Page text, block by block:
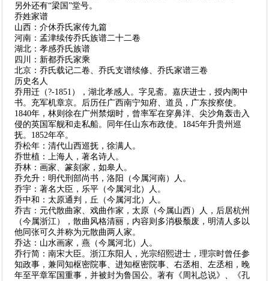
另外还有“梁国”堂号。
乔姓家谱
山西：介休乔氏家传九篇
河南：孟津续传乔氏族谱二十二卷
湖北：孝感乔氏族谱
四川：新都乔氏家乘
北京：乔氏载记二卷、乔氏支谱续修、乔氏家谱三卷
历史名人
乔用迁（?-1851），湖北孝感人。字见斋。嘉庆进士，授内阁中
书。充军机章京。后历任广西南宁知府、道员，广东按察使。
1840年，林则徐在广州禁烟时，曾率军在穿鼻洋、尖沙角轰击入
侵的英国军舰和走私船。同年任山东布政使。1845年升贵州巡
抚。1852年卒。
乔松年：清代山西巡抚，徐满人。
乔世植：上海人，著名诗人。
乔林：画家、篆刻家，如皋人。
乔允升：明代刑部尚书，洛阳（今属河南）人。
乔宇：著名大臣，乐平（今属河北）人。
乔中和：太原通判，丘（今属河北）人。
乔吉：元代散曲家、戏曲作家，太原（今属山西）人，后居杭州
（今属浙江），散曲风格清丽，内容则多消极颓废，明清人多以
他同张可久并称为元散曲两人家。
乔达：山水画家，燕（今属河北）人。
乔行简：南宋大臣。浙江东阳人，光宗绍熙进士，理宗时曾任参
知政事，兼同知枢密院事、进知枢密院事、右丞相、左丞相，晚
年至平章军国重事，并被封为鲁国公。著有《周礼总说》、《孔